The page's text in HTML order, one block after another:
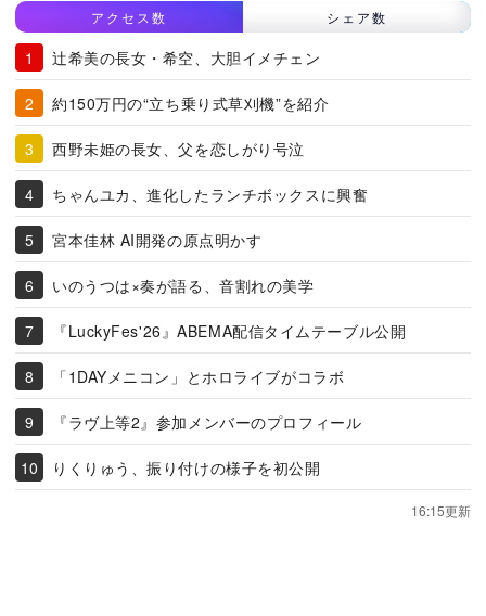
アクセス数 シェア数
辻希美の長女・希空、大胆イメチェン
約150万円の“立ち乗り式草刈機”を紹介
西野未姫の長女、父を恋しがり号泣
ちゃんユカ、進化したランチボックスに興奮
宮本佳林 AI開発の原点明かす
いのうつは×奏が語る、音割れの美学
『LuckyFes'26』ABEMA配信タイムテーブル公開
「1DAYメニコン」とホロライブがコラボ
『ラヴ上等2』参加メンバーのプロフィール
りくりゅう、振り付けの様子を初公開
16:15更新